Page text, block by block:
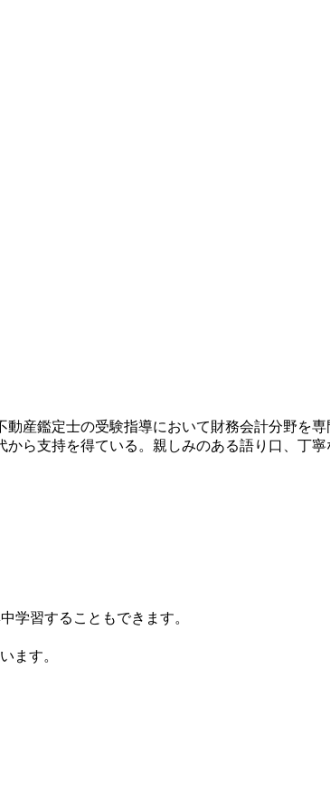
産鑑定士の受験指導において財務会計分野を
ら支持を得ている。親しみのある語り口、丁寧
学習することもできます。
ます。